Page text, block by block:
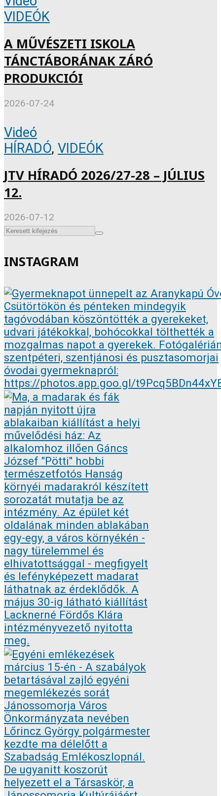
VIDEÓK
A MŰVÉSZETI ISKOLA
TÁNCTÁBORÁNAK ZÁRÓ
PRODUKCIÓI
2026-07-24
Videó
HÍRADÓ, VIDEÓK
JTV HÍRADÓ 2026/27-28 – JÚLIUS
12.
2026-07-12
INSTAGRAM